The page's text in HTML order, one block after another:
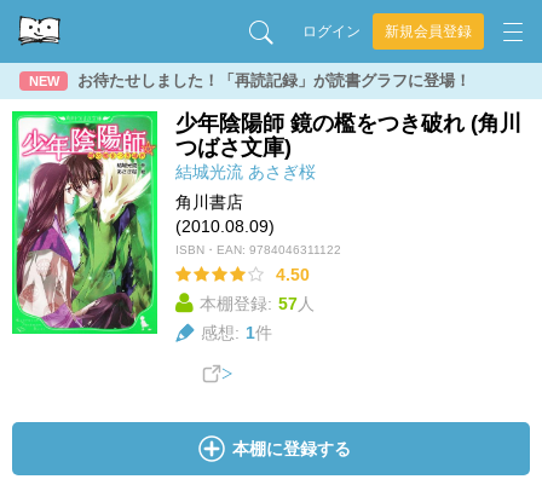
ログイン 新規会員登録
NEW お待たせしました！「再読記録」が読書グラフに登場！
少年陰陽師 鏡の檻をつき破れ (角川
つばさ文庫)
結城光流 あさぎ桜
角川書店
(2010.08.09)
ISBN・EAN: 9784046311122
4.50
本棚登録: 57人
感想: 1件
本棚に登録する